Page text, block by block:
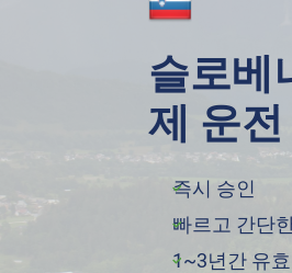
슬로베
제 운
즉시 승인
빠르고 간단
1~3년간 유효